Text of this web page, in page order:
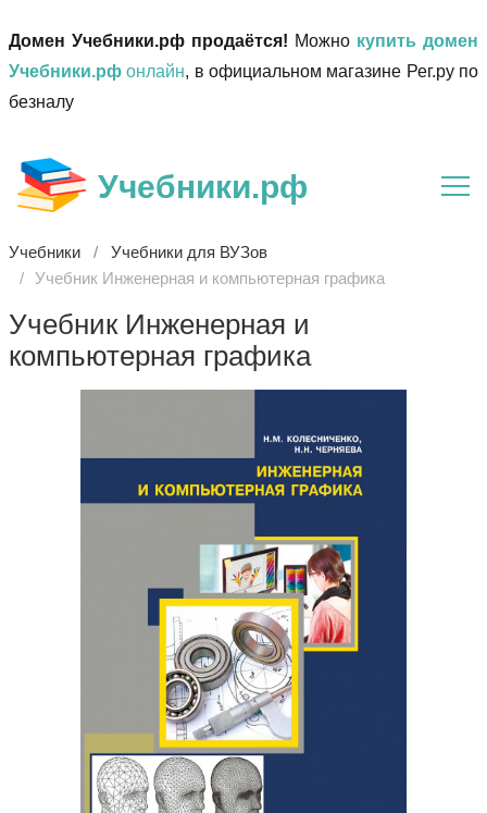
Домен Учебники.рф продаётся! Можно купить домен
Учебники.рф онлайн, в официальном магазине Рег.ру по
безналу
Учебники.рф
Учебники
Учебники для ВУЗов
Учебник Инженерная и компьютерная графика
Учебник Инженерная и
компьютерная графика